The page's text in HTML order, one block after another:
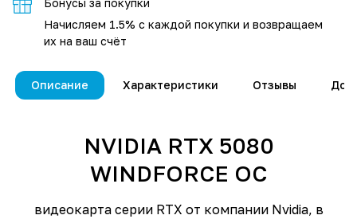
Бонусы за покупки
Начисляем 1.5% с каждой покупки и возвращаем
их на ваш счёт
Описание Характеристики Отзывы
NVIDIA RTX 5080
WINDFORCE OC
видеокарта серии RTX от компании Nvidia, в